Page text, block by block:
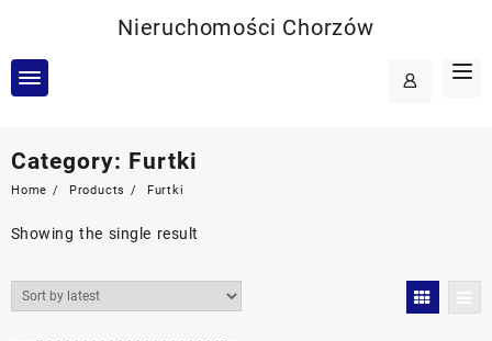
content
Nieruchomości Chorzów
Category: Furtki
Home Products Furtki
Showing the single result